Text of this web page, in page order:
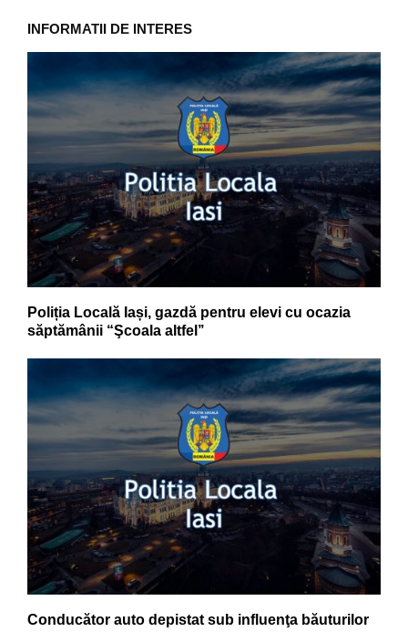
INFORMATII DE INTERES
Poliția Locală Iași, gazdă pentru elevi cu ocazia
săptămânii “Şcoala altfel’’
Conducător auto depistat sub influenţa băuturilor